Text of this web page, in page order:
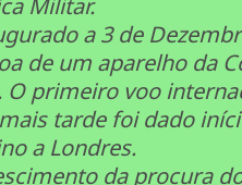
Militar.
a 3 de
de um aparelho da
O primeiro voo
tarde foi dado
a Londres.
da procura